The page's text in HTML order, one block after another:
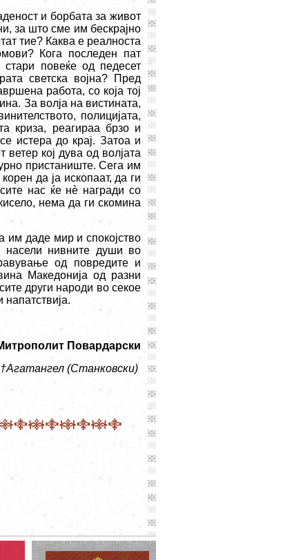
и борбата за живот
за што сме им бескрајно
тие? Каква е реалноста
Кога последен пат
повеќе од педесет
светска војна? Пред
работа, со која тој
За волја на вистината,
полицијата,
криза, реагираа брзо и
истера до крај. Затоа и
кој дува од волјата
пристаниште. Сега им
да ја ископаат, да ги
нас ќе нèнагради со
нема да ги скомина
им даде мир и спокојство
насели нивните души во
од повредите и
Македонија од разни
други народи во секое
Повардарски
†Агатангел (Станковски)